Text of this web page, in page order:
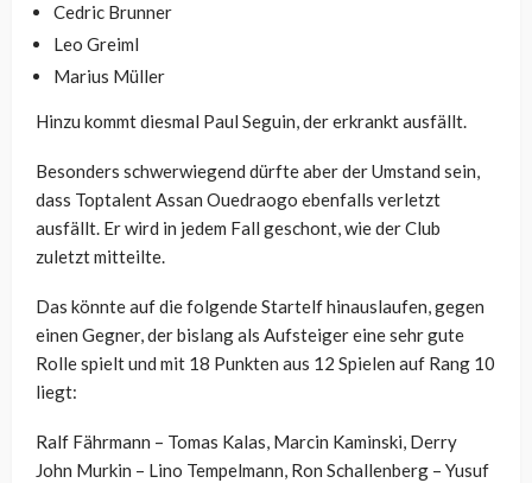
Cedric Brunner
Leo Greiml
Marius Müller
Hinzu kommt diesmal Paul Seguin, der erkrankt ausfällt.
Besonders schwerwiegend dürfte aber der Umstand sein,
dass Toptalent Assan Ouedraogo ebenfalls verletzt
ausfällt. Er wird in jedem Fall geschont, wie der Club
zuletzt mitteilte.
Das könnte auf die folgende Startelf hinauslaufen, gegen
einen Gegner, der bislang als Aufsteiger eine sehr gute
Rolle spielt und mit 18 Punkten aus 12 Spielen auf Rang 10
liegt:
Ralf Fährmann – Tomas Kalas, Marcin Kaminski, Derry
John Murkin – Lino Tempelmann, Ron Schallenberg – Yusuf